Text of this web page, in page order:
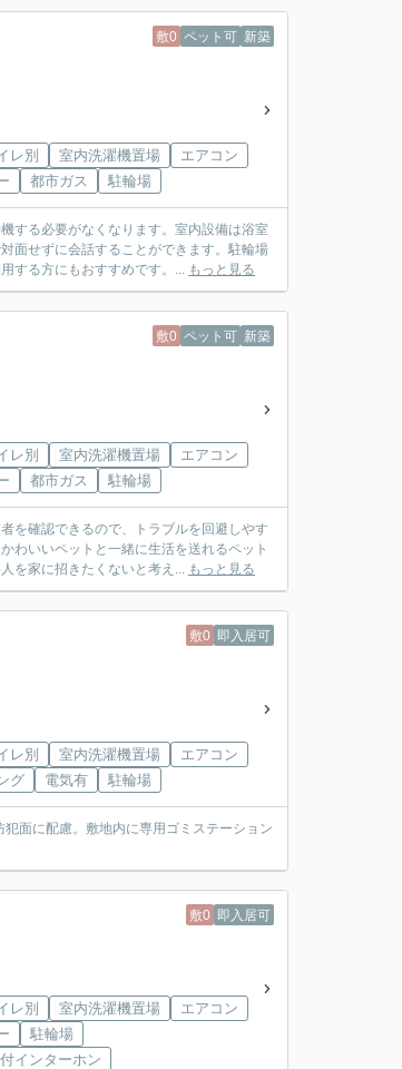
敷0 ペット可 新築
レ別 室内洗濯機置場
エアコン
都市ガス 駐輪場
する必要がなくなります。室内設備は浴室
面せずに会話することができます。駐輪場
する方にもおすすめです。... もっと見る
敷0 ペット可 新築
レ別 室内洗濯機置場
エアコン
都市ガス 駐輪場
を確認できるので、トラブルを回避しやす
わいいペットと一緒に生活を送れるペット
を家に招きたくないと考え... もっと見る
敷0 即入居可
レ別 室内洗濯機置場
エアコン
グ
電気有 駐輪場
面に配慮。敷地内に専用ゴミステーション
敷0 即入居可
レ別 室内洗濯機置場
エアコン
駐輪場
インターホン